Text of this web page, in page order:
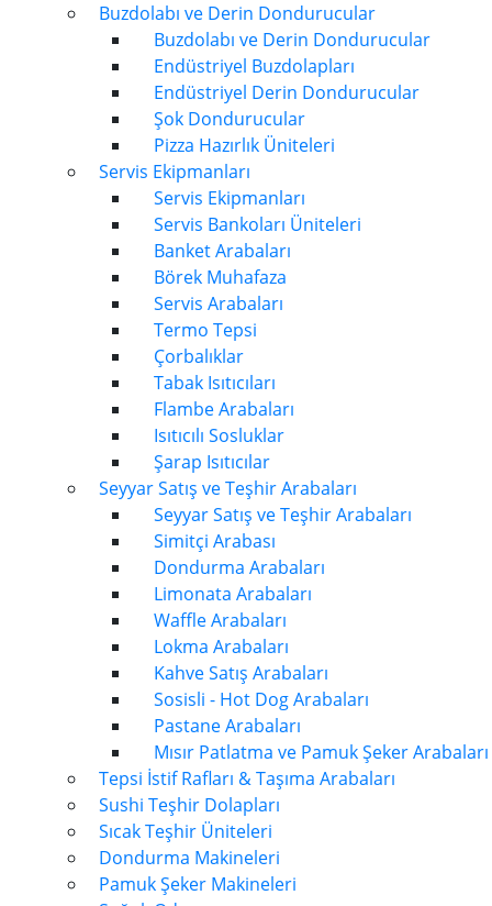
Buzdolabı ve Derin Dondurucular
Buzdolabı ve Derin Dondurucular
Endüstriyel Buzdolapları
Endüstriyel Derin Dondurucular
Şok Dondurucular
Pizza Hazırlık Üniteleri
Servis Ekipmanları
Servis Ekipmanları
Servis Bankoları Üniteleri
Banket Arabaları
Börek Muhafaza
Servis Arabaları
Termo Tepsi
Çorbalıklar
Tabak Isıtıcıları
Flambe Arabaları
Isıtıcılı Sosluklar
Şarap Isıtıcılar
Seyyar Satış ve Teşhir Arabaları
Seyyar Satış ve Teşhir Arabaları
Simitçi Arabası
Dondurma Arabaları
Limonata Arabaları
Waffle Arabaları
Lokma Arabaları
Kahve Satış Arabaları
Sosisli - Hot Dog Arabaları
Pastane Arabaları
Mısır Patlatma ve Pamuk Şeker Arabaları
Tepsi İstif Rafları & Taşıma Arabaları
Sushi Teşhir Dolapları
Sıcak Teşhir Üniteleri
Dondurma Makineleri
Pamuk Şeker Makineleri